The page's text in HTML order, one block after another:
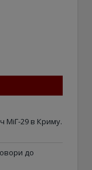
МіГ-29 в Криму.
до